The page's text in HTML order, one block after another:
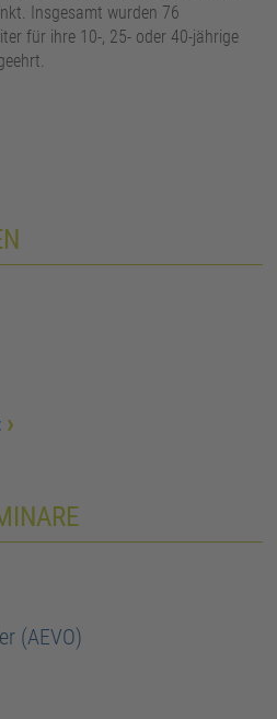
Insgesamt wurden 76
für ihre 10-, 25- oder 40-jährige
(AEVO)